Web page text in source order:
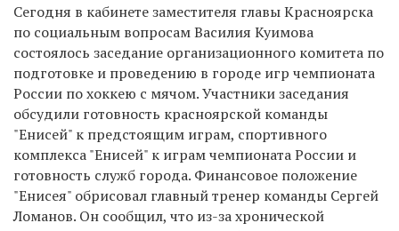
Сегодня в кабинете заместителя главы Красноярска
по социальным вопросам Василия Куимова
состоялось заседание организационного комитета по
подготовке и проведению в городе игр чемпионата
России по хоккею с мячом. Участники заседания
обсудили готовность красноярской команды
"Енисей" к предстоящим играм, спортивного
комплекса "Енисей" к играм чемпионата России и
готовность служб города. Финансовое положение
"Енисея" обрисовал главный тренер команды Сергей
Ломанов. Он сообщил, что из-за хронической